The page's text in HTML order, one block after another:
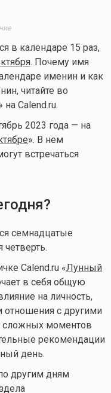
в календаре 15 раз,
. Почему имя
именин и как
читайте во
на Calend.ru.
2023 года — на
». В нем
встречаться
семнадцатые
Calend.ru «Лунный
в себя общую
на личность,
отношения с другими
сложных моментов
рекомендации
день.
другим дням